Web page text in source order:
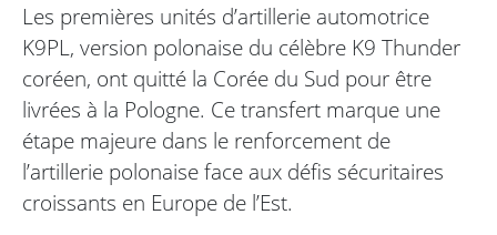
Les premières unités d’artillerie automotrice
K9PL, version polonaise du célèbre K9 Thunder
coréen, ont quitté la Corée du Sud pour être
livrées à la Pologne. Ce transfert marque une
étape majeure dans le renforcement de
l’artillerie polonaise face aux défis sécuritaires
croissants en Europe de l’Est.